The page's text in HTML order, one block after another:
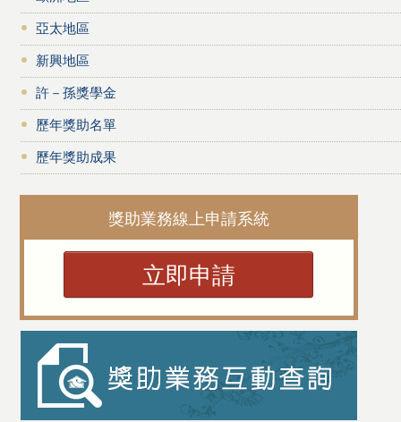
亞太地區
新興地區
許－孫獎學金
歷年獎助名單
歷年獎助成果
獎助業務線上申請系統
立即申請